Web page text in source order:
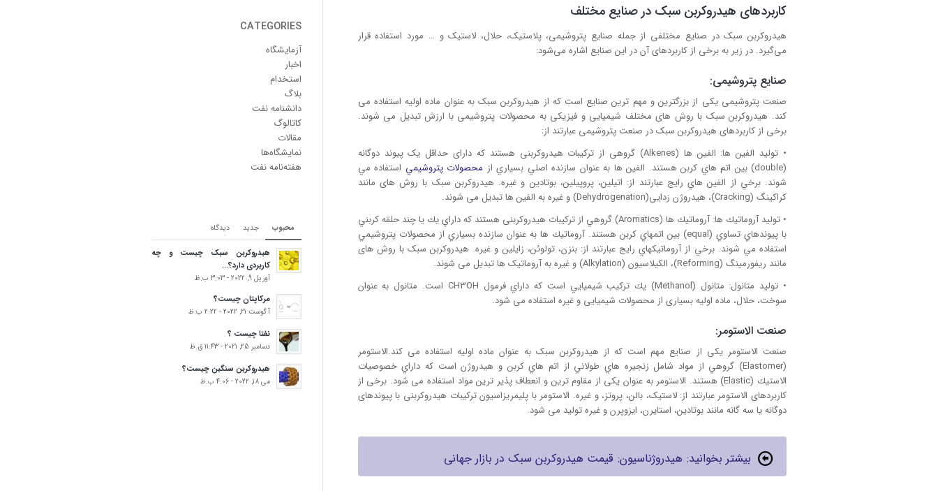
کاربردهای هیدروکربن سبک در صنایع مختلف
هیدروکربن سبک در صنایع مختلفی از جمله صنایع پتروشیمی، پلاستیک، حلال، لاستیک و … مورد استفاده قرار
می‌گیرد. در زیر به برخی از کاربردهای آن در این صنایع اشاره می‌شود:
صنایع پتروشیمی:
صنعت پتروشیمی یکی از بزرگترین و مهم ترین صنایع است که از هیدروکربن سبک به عنوان ماده اولیه استفاده می
کند. هیدروکربن سبک با روش های مختلف شیمیایی و فیزیکی به محصولات پتروشیمی با ارزش تبدیل می شوند.
برخی از کاربردهای هیدروکربن سبک در صنعت پتروشیمی عبارتند از:
• تولید الفین ها: الفین ها (Alkenes) گروهی از ترکیبات هیدروکربنی هستند که دارای حداقل یک پيوند دوگانه
(double) بين اتم هاي كربن هستند. الفین ها به عنوان سازنده اصلي بسياري از
محصولات پتروشيمي استفاده مي
شوند. برخي از الفين هاي رايج عبارتند از: اتيلين، پروپيلين، بوتادين و غيره. هیدروکربن سبک با روش های مانند
کراکینگ (Cracking)، هیدروژن زدایی(Dehydrogenation) و غیره به الفین ها تبدیل می شوند.
• تولید آروماتيك ها: آروماتيك ها (Aromatics) گروهي از تركيبات هيدروكربنی هستند كه داراي يك يا چند حلقه كربني
با پيوندهاي تساوي (equal) بين اتمهاي كربن هستند. آروماتيك ها به عنوان سازنده بسياري از محصولات پتروشيمي
استفاده مي شوند. برخي از آروماتيكهاي رايج عبارتند از: بنزن، تولوئن، زایلین و غیره. هیدروکربن سبک با روش های
مانند ریفورمینگ (Reforming)، الکیلاسیون (Alkylation) و غیره به آروماتیک ها تبدیل می شوند.
• تولید متانول: متانول (Methanol) يك تركيب شيميايي است كه داراي فرمول CH3OH است. متانول به عنوان
سوخت، حلال، ماده اولیه بسیاری از محصولات شیمیایی و غیره استفاده می شود.
صنعت الاستومر:
صنعت الاستومر یکی از صنایع مهم است که از هیدروکربن سبک به عنوان ماده اولیه استفاده می کند.الاستومر
(Elastomer) گروهي از مواد شامل زنجيره هاي طولاني از اتم هاي كربن و هيدروژن است كه داراي خصوصيات
الاستيك (Elastic) هستند. الاستومر به عنوان یکی از مقاوم ترین و انعطاف پذیر ترین مواد استفاده می شود. برخی از
کاربردهای الاستومر عبارتند از: لاستیک، بالن، پروتز، و غیره. الاستومر با پلیمریزاسیون ترکیبات هیدروکربنی با پیوندهای
دوگانه یا سه گانه مانند بوتادین، استایرن، ایزوپرن و غیره تولید می شود.
بیشتر بخوانید: هیدروژناسیون: قیمت هیدروکربن سبک در بازار جهانی
CATEGORIES
آزمایشگاه
اخبار
استخدام
بلاگ
دانشنامه نفت
کاتالوگ
مقالات
نمایشگاه‌ها
هفته‌نامه نفت
محبوب جدید دیدگاه‌
هیدروکربن سبک چیست و چه
کاربردی دارد؟...
آوریل 9, 2022 - 3:03 ب.ظ
مرکاپتان چیست؟
آگوست 21, 2022 - 2:22 ب.ظ
نفتا چیست ؟
دسامبر 25, 2021 - 11:43 ق.ظ
هیدروکربن سنگین چیست؟
می 18, 2022 - 4:06 ب.ظ